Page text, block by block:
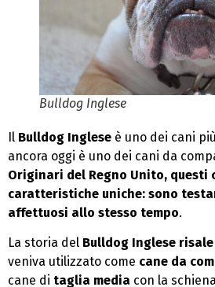
Bulldog Inglese
Il Bulldog Inglese è uno dei cani
ancora oggi è uno dei cani da
Originari del Regno Unito, questi
caratteristiche uniche: sono
affettuosi allo stesso tempo.
La storia del Bulldog Inglese risale
veniva utilizzato come cane da
cane di taglia media con la